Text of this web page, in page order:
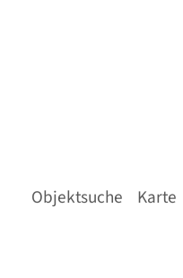
Objektsuche Karte